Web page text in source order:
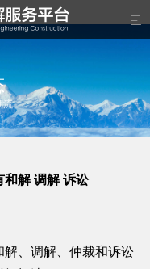

流
解 调解 诉讼
、调解、仲裁和诉讼